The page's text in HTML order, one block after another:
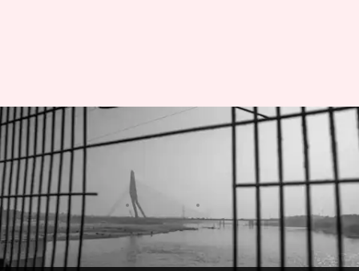
Delhi : దిల్లీలో పెను విషాదం..
యమునా నదిలో మునిగి నలుగురు
విద్యార్థులు మృతి
వ్రాసిన వారు Sirish Praharaju Feb 21, 2024
ఈ వార్తాకథనం ఏంటి